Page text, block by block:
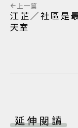
上一篇
江芷／社區是
天室
延伸閱讀